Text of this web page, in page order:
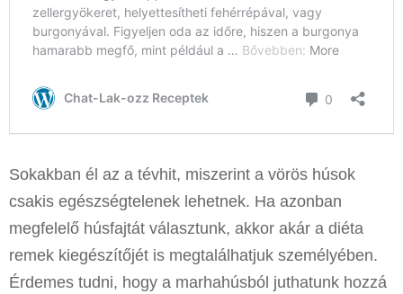
Sokakban él az a tévhit, miszerint a vörös húsok
csakis egészségtelenek lehetnek. Ha azonban
megfelelő húsfajtát választunk, akkor akár a diéta
remek kiegészítőjét is megtalálhatjuk személyében.
Érdemes tudni, hogy a marhahúsból juthatunk hozzá